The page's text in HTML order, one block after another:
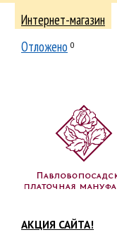
Интернет-магазин
Отложено 0
АКЦИЯ САЙТА!